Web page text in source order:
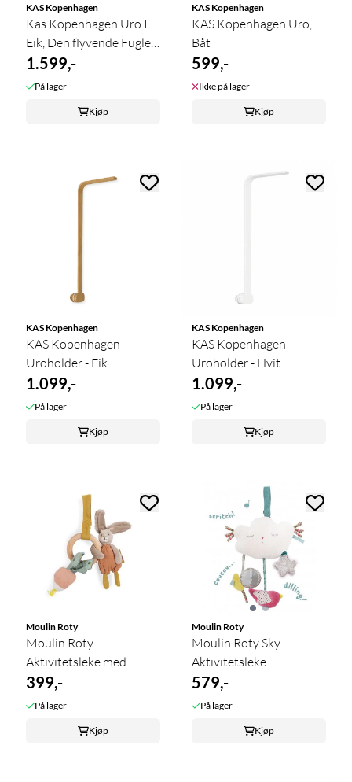
KAS Kopenhagen
Kas Kopenhagen Uro I
Eik, Den flyvende Fuglen
Koko
1.599,-
På lager
Kjøp
KAS Kopenhagen
KAS Kopenhagen Uro,
Båt
599,-
Ikke på lager
Kjøp
KAS Kopenhagen
KAS Kopenhagen
Uroholder - Eik
1.099,-
På lager
Kjøp
KAS Kopenhagen
KAS Kopenhagen
Uroholder - Hvit
1.099,-
På lager
Kjøp
Moulin Roty
Moulin Roty
Aktivitetsleke med
Kanin
399,-
På lager
Kjøp
Moulin Roty
Moulin Roty Sky
Aktivitetsleke
579,-
På lager
Kjøp